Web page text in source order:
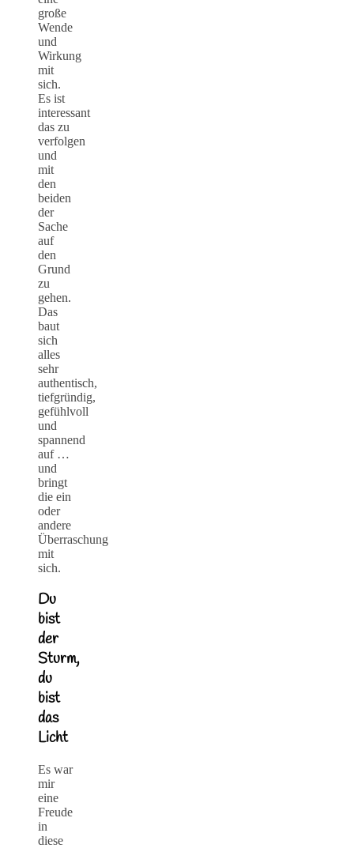
große
Wende
und
Wirkung
mit
sich.
Es ist
interessant
das zu
verfolgen
und
mit
den
beiden
der
Sache
auf
den
Grund
zu
gehen.
Das
baut
sich
alles
sehr
authentisch,
tiefgründig,
gefühlvoll
und
spannend
auf …
und
bringt
die ein
oder
andere
Überraschung
mit
sich.
Du
bist
der
Sturm,
du
bist
das
Licht
Es war
mir
eine
Freude
in
diese